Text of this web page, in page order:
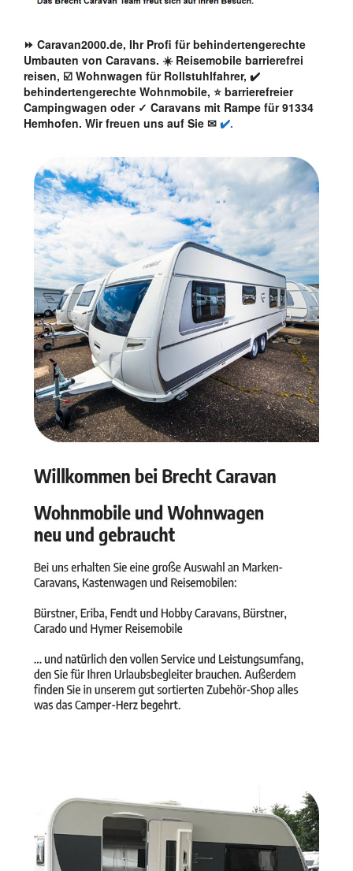
⏩ Caravan2000.de, Ihr Profi für behindertengerechte
Umbauten von Caravans. ☀️ Reisemobile barrierefrei
reisen, ☑️ Wohnwagen für Rollstuhlfahrer, ✔️
behindertengerechte Wohnmobile, ⭐ barrierefreier
Campingwagen oder ✓ Caravans mit Rampe für 91334
Hemhofen. Wir freuen uns auf Sie ✉ ✔️.